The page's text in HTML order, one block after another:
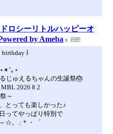
ドロシーリトルハッピーオ
by Ameba
꒱
｡⋆
じゅえるちゃんの生誕祭🎂
2026 8 2
～
とっても楽しかった♪
ってやっぱり特別で
☆。.:＊・゜